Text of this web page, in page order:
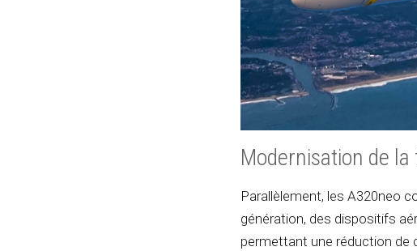
Modernisation de la
Parallèlement, les A320neo
génération, des dispositifs
permettant une réduction de